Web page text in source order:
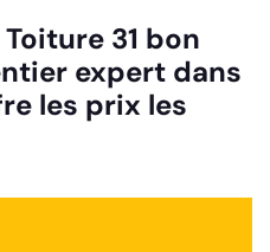
31 bon
expert dans
les prix les